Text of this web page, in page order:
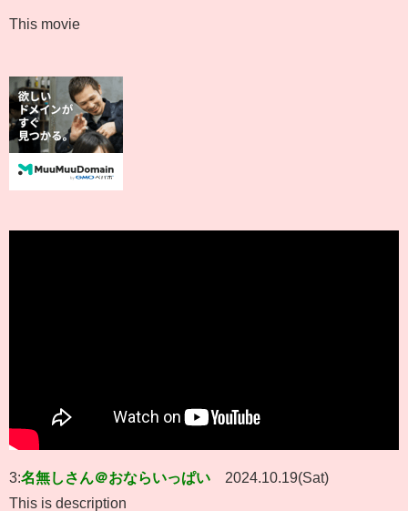
This movie
3:名無しさん＠おならいっぱい
2024.10.19(Sat)
This is description